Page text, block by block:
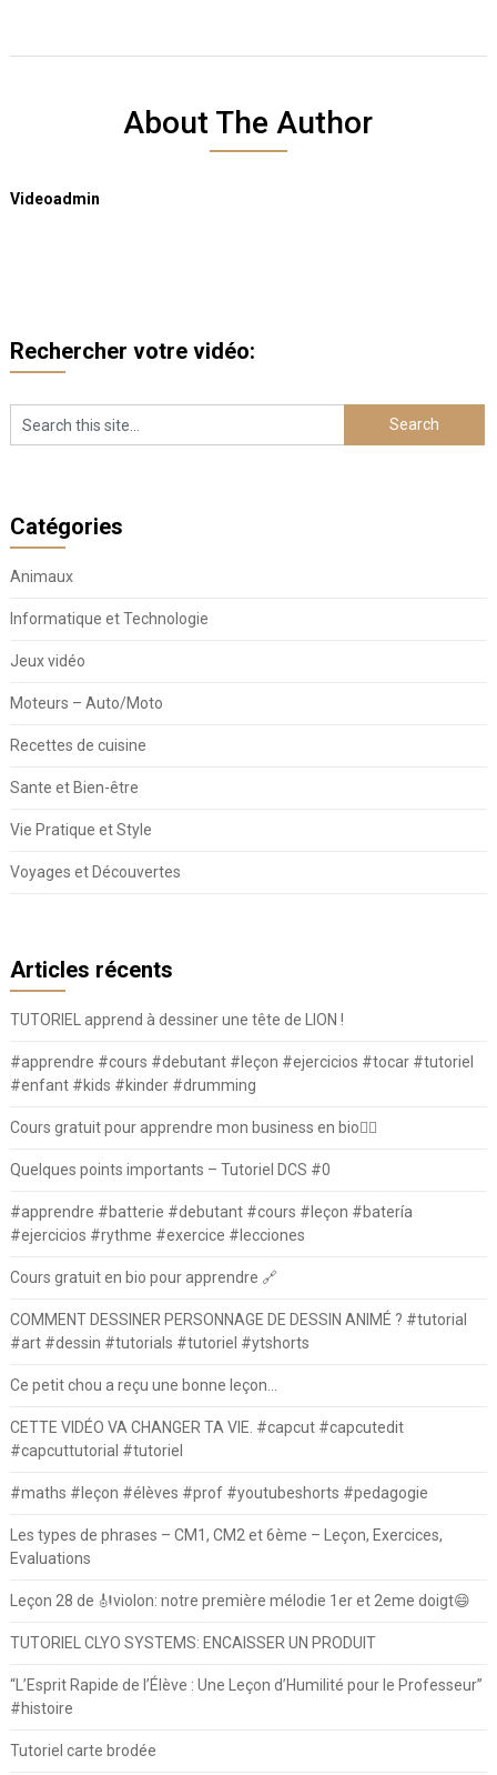
About The Author
Videoadmin
Rechercher votre vidéo:
Catégories
Animaux
Informatique et Technologie
Jeux vidéo
Moteurs – Auto/Moto
Recettes de cuisine
Sante et Bien-être
Vie Pratique et Style
Voyages et Découvertes
Articles récents
TUTORIEL apprend à dessiner une tête de LION !
#apprendre #cours #debutant #leçon #ejercicios #tocar #tutoriel
#enfant #kids #kinder #drumming
Cours gratuit pour apprendre mon business en bio⛓️‍💥
Quelques points importants – Tutoriel DCS #0
#apprendre #batterie #debutant #cours #leçon #batería
#ejercicios #rythme #exercice #lecciones
Cours gratuit en bio pour apprendre 🔗
COMMENT DESSINER PERSONNAGE DE DESSIN ANIMÉ ? #tutorial
#art #dessin #tutorials #tutoriel #ytshorts
Ce petit chou a reçu une bonne leçon…
CETTE VIDÉO VA CHANGER TA VIE. #capcut #capcutedit
#capcuttutorial #tutoriel
#maths #leçon #élèves #prof #youtubeshorts #pedagogie
Les types de phrases – CM1, CM2 et 6ème – Leçon, Exercices,
Evaluations
Leçon 28 de 🎻violon: notre première mélodie 1er et 2eme doigt😄
TUTORIEL CLYO SYSTEMS: ENCAISSER UN PRODUIT
“L’Esprit Rapide de l’Élève : Une Leçon d’Humilité pour le Professeur”
#histoire
Tutoriel carte brodée